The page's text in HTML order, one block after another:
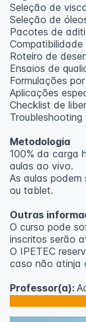
Seleção de
Seleção de
Pacotes de
Roteiro de
Ensaios de
Formulações
Aplicações
Checklist de
Metodologia
100% da carga
aulas ao vivo.
As aulas podem
ou tablet.
Outras
O curso pode
inscritos serão
O IPETEC
caso não atinja
Professor(a):